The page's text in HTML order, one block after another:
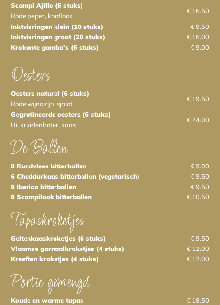
Scampi Ajillo (6 stuks)
Rode peper, knoflook
€ 16.50
Inktvisringen klein (10 stuks)
€ 9.50
Inktvisringen groot (20 stuks)
€ 16.00
Krokante gamba's (6 stuks)
€ 9.00
Oesters
Oesters naturel (6 stuks)
Rode wijnazijn, sjalot
€ 19.50
Gegratineerde oesters (6 stuks)
Ui, kruidenboter, kaas
€ 24.00
De Ballen
8 Rundvlees bitterballen
€ 9.00
6 Cheddarkaas bitterballen (vegetarisch)
€ 9.50
6 Iberico bitterballen
€ 9.50
6 Scampilook bitterballen
€ 10.50
Tapaskroketjes
Geitenkaaskroketjes (6 stuks)
€ 9.50
Vlaamse garnaalkroketjes (4 stuks)
€ 12.00
Kreeften kroketjes (4 stuks)
€ 12.00
Portie gemengd
Koude en warme tapas € 18.50